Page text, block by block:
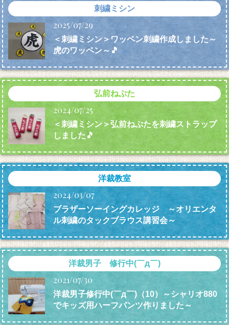
刺繍ミシン
2025/07/29
＜刺繍ミシン＞ワッペン刺繍作成しました～
虎のワッペン～🎵
弘前ねぷた
2024/07/25
＜刺繍ミシン＞弘前ねぷたを刺繍ストラップ
しました🎵
洋裁教室
2024/03/07
ブラザーソーイングカレッジ ～オリエンタ
ル刺繍のタックブラウス講習会～
洋裁男子 修行中(￣д￣)
2021/07/30
洋裁男子修行中(￣д￣)（10）～シャリオ880
でキッズ用ハーフパンツ作りました～